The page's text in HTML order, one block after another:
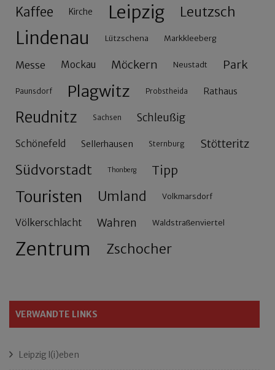
Kaffee Kirche Leipzig Leutzsch
Lindenau Lützschena Markkleeberg
Messe Mockau Möckern Neustadt Park
Paunsdorf Plagwitz Probstheida Rathaus
Reudnitz Sachsen Schleußig
Schönefeld Sellerhausen Sternburg Stötteritz
Südvorstadt Thonberg Tipp
Touristen Umland Volkmarsdorf
Völkerschlacht Wahren Waldstraßenviertel
Zentrum Zschocher
VERWANDTE LINKS
Leipzig l(i)eben